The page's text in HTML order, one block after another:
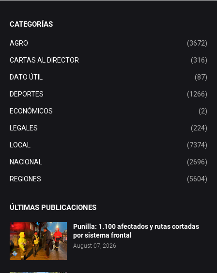
CATEGORÍAS
AGRO (3672)
CARTAS AL DIRECTOR (316)
DATO ÚTIL (87)
DEPORTES (1266)
ECONÓMICOS (2)
LEGALES (224)
LOCAL (7374)
NACIONAL (2696)
REGIONES (5604)
ÚLTIMAS PUBLICACIONES
Punilla: 1.100 afectados y rutas cortadas
por sistema frontal
August 07, 2026